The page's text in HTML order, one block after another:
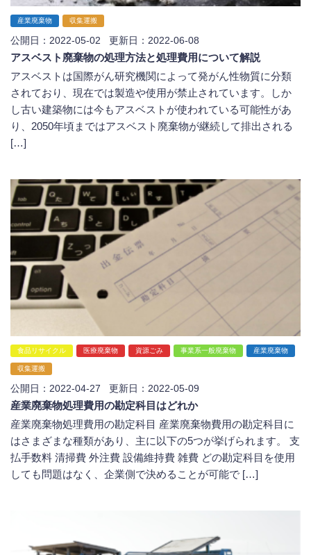
産業廃棄物 収集運搬
公開日：2022-05-02 更新日：2022-06-08
アスベスト廃棄物の処理方法と処理費用について解説
アスベストは国際がん研究機関によって発がん性物質に分類
されており、現在では製造や使用が禁止されています。しか
し古い建築物には今もアスベストが使われている可能性があ
り、2050年頃まではアスベスト廃棄物が継続して排出される
[…]
食品リサイクル 医療廃棄物 資源ごみ 事業系一般廃棄物 産業廃棄物
収集運搬
公開日：2022-04-27 更新日：2022-05-09
産業廃棄物処理費用の勘定科目はどれか
産業廃棄物処理費用の勘定科目 産業廃棄物費用の勘定科目に
はさまざまな種類があり、主に以下の5つが挙げられます。 支
払手数料 清掃費 外注費 設備維持費 雑費 どの勘定科目を使用
しても問題はなく、企業側で決めることが可能で […]